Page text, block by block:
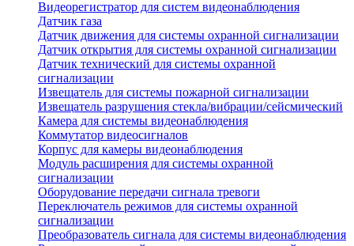
Видеорегистратор для систем видеонаблюдения
Датчик газа
Датчик движения для системы охранной сигнализации
Датчик открытия для системы охранной сигнализации
Датчик технический для системы охранной
сигнализации
Извещатель для системы пожарной сигнализации
Извещатель разрушения стекла/вибрации/сейсмический
Камера для системы видеонаблюдения
Коммутатор видеосигналов
Корпус для камеры видеонаблюдения
Модуль расширения для системы охранной
сигнализации
Оборудование передачи сигнала тревоги
Переключатель режимов для системы охранной
сигнализации
Преобразователь сигнала для системы видеонаблюдения